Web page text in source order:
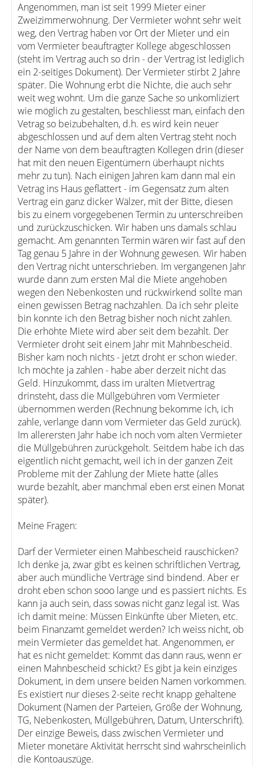
Angenommen, man ist seit 1999 Mieter einer
Zweizimmerwohnung. Der Vermieter wohnt sehr weit
weg, den Vertrag haben vor Ort der Mieter und ein
vom Vermieter beauftragter Kollege abgeschlossen
(steht im Vertrag auch so drin - der Vertrag ist lediglich
ein 2-seitiges Dokument). Der Vermieter stirbt 2 Jahre
später. Die Wohnung erbt die Nichte, die auch sehr
weit weg wohnt. Um die ganze Sache so unkomliziert
wie möglich zu gestalten, beschliesst man, einfach den
Vetrag so beizubehalten, d.h. es wird kein neuer
abgeschlossen und auf dem alten Vertrag steht noch
der Name von dem beauftragten Kollegen drin (dieser
hat mit den neuen Eigentümern überhaupt nichts
mehr zu tun). Nach einigen Jahren kam dann mal ein
Vetrag ins Haus geflattert - im Gegensatz zum alten
Vertrag ein ganz dicker Wälzer, mit der Bitte, diesen
bis zu einem vorgegebenen Termin zu unterschreiben
und zurückzuschicken. Wir haben uns damals schlau
gemacht. Am genannten Termin wären wir fast auf den
Tag genau 5 Jahre in der Wohnung gewesen. Wir haben
den Vertrag nicht unterschrieben. Im vergangenen Jahr
wurde dann zum ersten Mal die Miete angehoben
wegen den Nebenkosten und rückwirkend sollte man
einen gewissen Betrag nachzahlen. Da ich sehr pleite
bin konnte ich den Betrag bisher noch nicht zahlen.
Die erhöhte Miete wird aber seit dem bezahlt. Der
Vermieter droht seit einem Jahr mit Mahnbescheid.
Bisher kam noch nichts - jetzt droht er schon wieder.
Ich möchte ja zahlen - habe aber derzeit nicht das
Geld. Hinzukommt, dass im uralten Mietvertrag
drinsteht, dass die Müllgebühren vom Vermieter
übernommen werden (Rechnung bekomme ich, ich
zahle, verlange dann vom Vermieter das Geld zurück).
Im allerersten Jahr habe ich noch vom alten Vermieter
die Müllgebühren zurückgeholt. Seitdem habe ich das
eigentlich nicht gemacht, weil ich in der ganzen Zeit
Probleme mit der Zahlung der Miete hatte (alles
wurde bezahlt, aber manchmal eben erst einen Monat
später).
Meine Fragen:
Darf der Vermieter einen Mahbescheid rauschicken?
Ich denke ja, zwar gibt es keinen schriftlichen Vertrag,
aber auch mündliche Verträge sind bindend. Aber er
droht eben schon sooo lange und es passiert nichts. Es
kann ja auch sein, dass sowas nicht ganz legal ist. Was
ich damit meine: Müssen Einkünfte über Mieten, etc.
beim Finanzamt gemeldet werden? Ich weiss nicht, ob
mein Vermieter das gemeldet hat. Angenommen, er
hat es nicht gemeldet: Kommt das dann raus, wenn er
einen Mahnbescheid schickt? Es gibt ja kein einziges
Dokument, in dem unsere beiden Namen vorkommen.
Es existiert nur dieses 2-seite recht knapp gehaltene
Dokument (Namen der Parteien, Größe der Wohnung,
TG, Nebenkosten, Müllgebühren, Datum, Unterschrift).
Der einzige Beweis, dass zwischen Vermieter und
Mieter monetäre Aktivität herrscht sind wahrscheinlich
die Kontoauszüge.